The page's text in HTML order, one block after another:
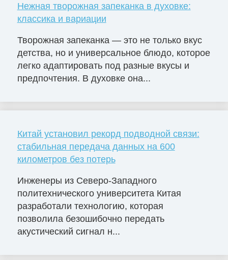
Нежная творожная запеканка в духовке:
классика и вариации
Творожная запеканка — это не только вкус
детства, но и универсальное блюдо, которое
легко адаптировать под разные вкусы и
предпочтения. В духовке она...
Китай установил рекорд подводной связи:
стабильная передача данных на 600
километров без потерь
Инженеры из Северо-Западного
политехнического университета Китая
разработали технологию, которая
позволила безошибочно передать
акустический сигнал н...